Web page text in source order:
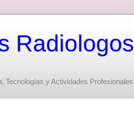
Radiologos
Tecnologías y Actividades Profesionales